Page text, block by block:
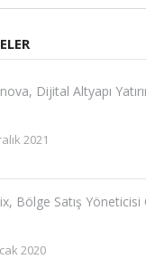
Dijital Altyapı
2021
Bölge Satış Yöneticisi
2020